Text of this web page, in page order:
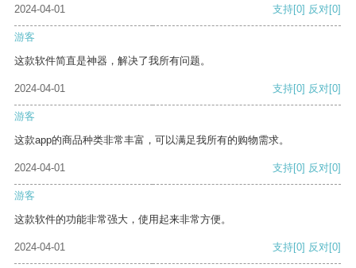
2024-04-01 支持[0] 反对[0]
游客
这款软件简直是神器，解决了我所有问题。
2024-04-01 支持[0] 反对[0]
游客
这款app的商品种类非常丰富，可以满足我所有的购物需求。
2024-04-01 支持[0] 反对[0]
游客
这款软件的功能非常强大，使用起来非常方便。
2024-04-01 支持[0] 反对[0]